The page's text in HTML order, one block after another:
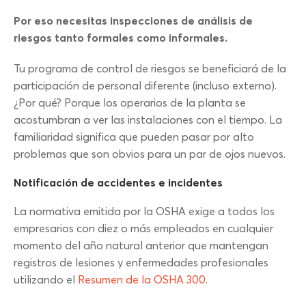
Por eso necesitas inspecciones de análisis de
riesgos tanto formales como informales.
Tu programa de control de riesgos se beneficiará de la
participación de personal diferente (incluso externo).
¿Por qué? Porque los operarios de la planta se
acostumbran a ver las instalaciones con el tiempo. La
familiaridad significa que pueden pasar por alto
problemas que son obvios para un par de ojos nuevos.
Notificación de accidentes e incidentes
La normativa emitida por la OSHA exige a todos los
empresarios con diez o más empleados en cualquier
momento del año natural anterior que mantengan
registros de lesiones y enfermedades profesionales
utilizando el
Resumen de la OSHA 300.